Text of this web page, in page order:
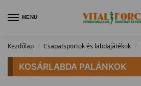
MENÜ
Kezdőlap / Csapatsportok és labdajátékok /
KOSÁRLABDA PALÁNKOK